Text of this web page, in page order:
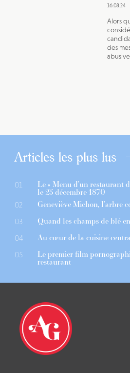
16.08.24
Alors
des
Articles les plus lus
01 Le « Menu d’un restaurant
le 25 décembre 1870
02 Geneviève Michon, l’arbre
03 Quand les champs de blé
04 Au cœur de la cuisine
05 Le premier film
restaurant